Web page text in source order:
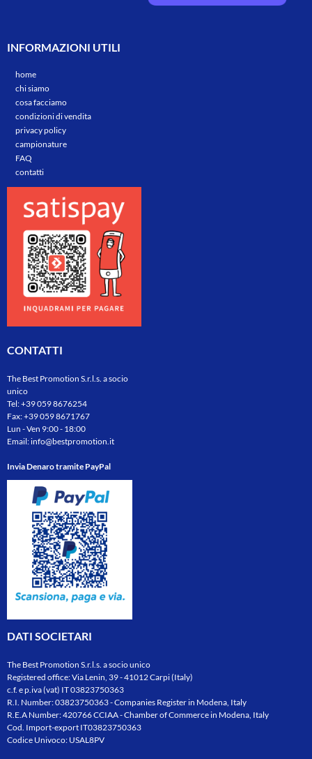
INFORMAZIONI UTILI
home
chi siamo
cosa facciamo
condizioni di vendita
privacy policy
campionature
FAQ
contatti
CONTATTI
The Best Promotion S.r.l.s. a socio
unico
Tel:+39 059 8676254
Fax: +39 059 8671767
Lun - Ven 9:00 - 18:00
Email:info@bestpromotion.it
Invia Denaro tramite PayPal
DATI SOCIETARI
The Best Promotion S.r.l.s. a socio unico
Registered office: Via Lenin, 39 - 41012 Carpi (Italy)
c.f. e p.iva (vat) IT 03823750363
R.I. Number: 03823750363 - Companies Register in Modena, Italy
R.E.A Number: 420766 CCIAA - Chamber of Commerce in Modena, Italy
Cod. Import-export IT03823750363
Codice Univoco: USAL8PV